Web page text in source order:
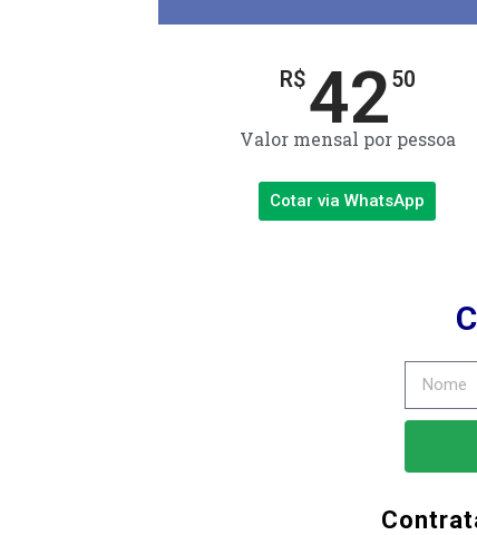
R$4250
Valor mensal por pessoa
Cotar via WhatsApp